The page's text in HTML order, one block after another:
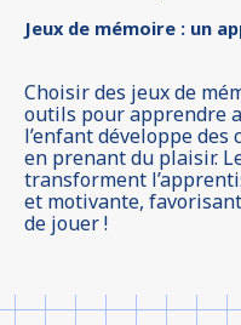
Jeux de mémoire : un
Choisir des jeux de
outils pour apprendre
l’enfant développe
en prenant du plaisir.
transforment
et motivante,
de jouer !